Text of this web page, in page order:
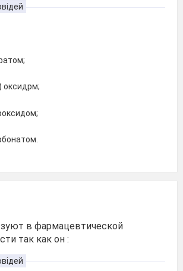
оксидрм;
в фармацевтической
так как он :